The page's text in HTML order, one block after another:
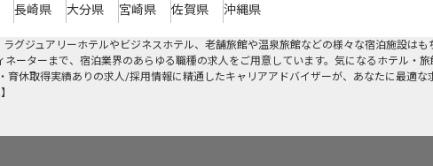
長崎県 大分県 宮崎県 佐賀県 沖縄県
ラグジュアリーホテルやビジネスホテル、老舗旅館や温泉旅館などの様々な宿泊施設は
ーターまで、宿泊業界のあらゆる職種の求人をご用意しています。気になるホテル・
休取得実績ありの求人/採用情報に精通したキャリアアドバイザーが、あなたに最適な